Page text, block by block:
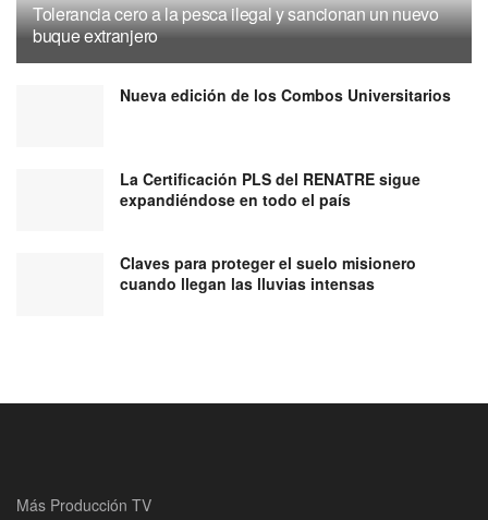
Tolerancia cero a la pesca ilegal y sancionan un nuevo
buque extranjero
Nueva edición de los Combos Universitarios
La Certificación PLS del RENATRE sigue
expandiéndose en todo el país
Claves para proteger el suelo misionero
cuando llegan las lluvias intensas
Más Producción TV